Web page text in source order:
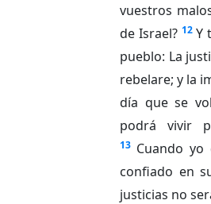
vuestros
de Israel? 12 Y
pueblo: La
rebelare; y la
día que se
podrá vivir
13 Cuando
confiado en
justicias no